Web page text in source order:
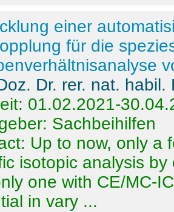
einer
für die
Dr. rer. nat.
01.02.2021-
Sachbeihilfen
Up to now, only a
isotopic analysis
one with CE/MC-
in vary ...